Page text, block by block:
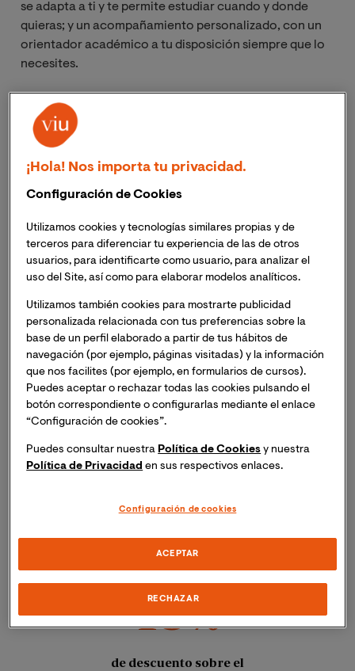
se adapta a ti y te permite estudiar cuando y donde
quieras; y un acompañamiento personalizado, con un
orientador académico a tu disposición siempre que lo
necesites.
Todo lo necesario para que vivas una experiencia de
estudio internacional en la que compartirás y
aprenderás junto a estudiantes y docentes de diversas
partes del mundo.
Además, contamos con una amplia diversidad de
convenios de ayudas al estudio para diferentes
colectivos profesionales, tanto del sector público
como de numerosas empresas, organizaciones e
instituciones privadas.
Ahora solo te falta descubrir las ventajas que tienes
por pertenecer a Hispania Nostra
Imagen
15%
de descuento sobre el
¡Hola! Nos importa tu privacidad.
Configuración de Cookies
Utilizamos cookies y tecnologías similares propias y de
terceros para diferenciar tu experiencia de las de otros
usuarios, para identificarte como usuario, para analizar el
uso del Site, así como para elaborar modelos analíticos.
Utilizamos también cookies para mostrarte publicidad
personalizada relacionada con tus preferencias sobre la
base de un perfil elaborado a partir de tus hábitos de
navegación (por ejemplo, páginas visitadas) y la información
que nos facilites (por ejemplo, en formularios de cursos).
Puedes aceptar o rechazar todas las cookies pulsando el
botón correspondiente o configurarlas mediante el enlace
“Configuración de cookies”.
Puedes consultar nuestra Política de Cookies y nuestra
Política de Privacidad en sus respectivos enlaces.
Configuración de cookies
RECHAZAR
ACEPTAR